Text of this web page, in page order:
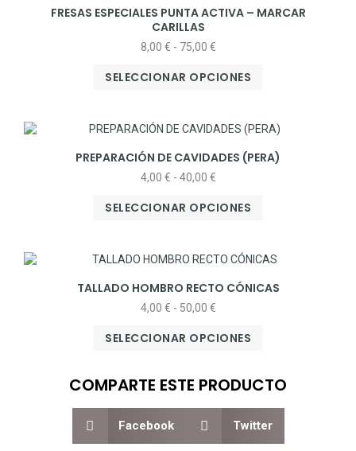
FRESAS ESPECIALES PUNTA ACTIVA – MARCAR
CARILLAS
8,00 € - 75,00 €
SELECCIONAR OPCIONES
PREPARACIÓN DE CAVIDADES (PERA)
4,00 € - 40,00 €
SELECCIONAR OPCIONES
TALLADO HOMBRO RECTO CÓNICAS
4,00 € - 50,00 €
SELECCIONAR OPCIONES
COMPARTE ESTE PRODUCTO
Facebook Twitter